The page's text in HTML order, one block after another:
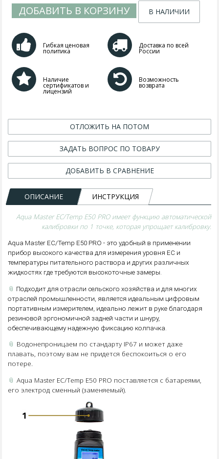
ДОБАВИТЬ В КОРЗИНУ В НАЛИЧИИ
Гибкая ценовая
политика
Доставка по всей
России
Наличие
сертификатов и
лицензий
Возможность
возврата
ОТЛОЖИТЬ НА ПОТОМ
ЗАДАТЬ ВОПРОС ПО ТОВАРУ
ДОБАВИТЬ В СРАВНЕНИЕ
ОПИСАНИЕ ИНСТРУКЦИЯ
Aqua Master EC/Temp E50 PRO имеет функцию автоматической
калибровки по 1 точке, которая упрощает калибровку.
Aqua Master EC/Temp E50 PRO - это удобный в применении
прибор высокого качества для измерения уровня EC и
температуры питательного раствора и других различных
жидкостях где требуются высокоточные замеры.
📎 Подходит для отрасли сельского хозяйства и для многих
отраслей промышленности, является идеальным цифровым
портативным измерителем, идеально лежит в руке благодаря
резиновой эргономичной задней части и шнуру,
обеспечивающему надежную фиксацию колпачка.
📎 Водонепроницаем по стандарту IP67 и может даже
плавать, поэтому вам не придется беспокоиться о его
потере.
📎 Aqua Master EC/Temp E50 PRO поставляется с батареями,
его электрод сменный (заменяемый).